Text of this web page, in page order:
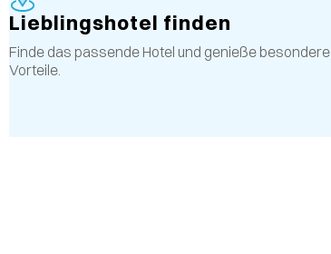
Lieblingshotel finden
Finde das passende Hotel und genieße besondere
Vorteile.